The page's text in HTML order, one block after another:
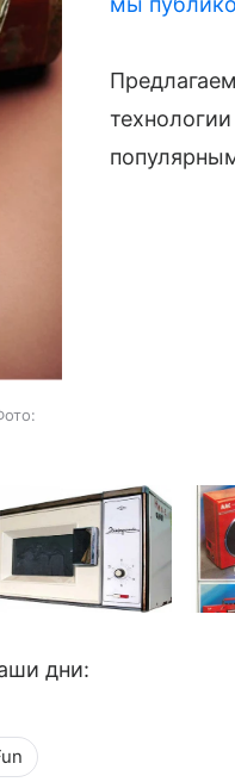
дни: